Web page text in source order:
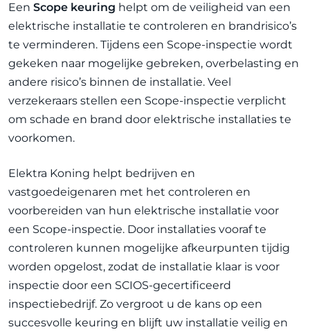
Een Scope keuring helpt om de veiligheid van een
elektrische installatie te controleren en brandrisico’s
te verminderen. Tijdens een Scope-inspectie wordt
gekeken naar mogelijke gebreken, overbelasting en
andere risico’s binnen de installatie. Veel
verzekeraars stellen een Scope-inspectie verplicht
om schade en brand door elektrische installaties te
voorkomen.
Elektra Koning helpt bedrijven en
vastgoedeigenaren met het controleren en
voorbereiden van hun elektrische installatie voor
een Scope-inspectie. Door installaties vooraf te
controleren kunnen mogelijke afkeurpunten tijdig
worden opgelost, zodat de installatie klaar is voor
inspectie door een SCIOS-gecertificeerd
inspectiebedrijf. Zo vergroot u de kans op een
succesvolle keuring en blijft uw installatie veilig en